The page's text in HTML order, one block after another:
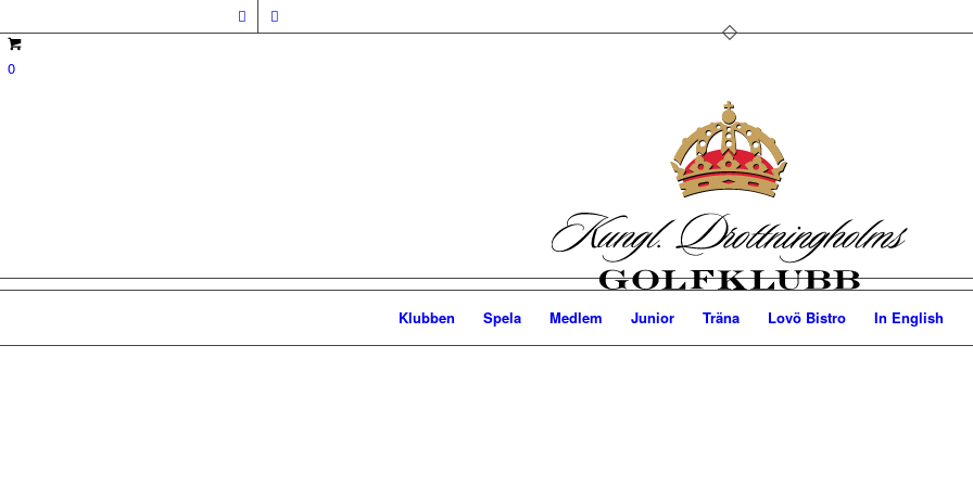
0
Klubben Spela Medlem Junior Träna Lovö Bistro In English